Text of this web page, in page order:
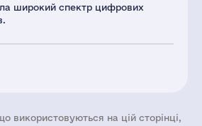
широкий спектр цифрових
використовуються на цій сторінці,